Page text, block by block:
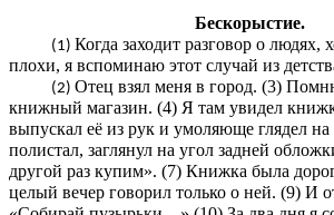
Бескорыстие.
Когда заходит разговор о
плохи, я вспоминаю этот случай из
Отец взял меня в город. (3)
книжный магазин. (4) Я там увидел
выпускал её из рук и умоляюще глядел
полистал, заглянул на угол задней
другой раз купим». (7) Книжка была
целый вечер говорил только о ней. (9) И